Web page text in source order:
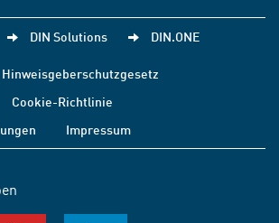
DIN Solutions DIN.ONE
Hinweisgeberschutzgesetz
Cookie-Richtlinie
Impressum